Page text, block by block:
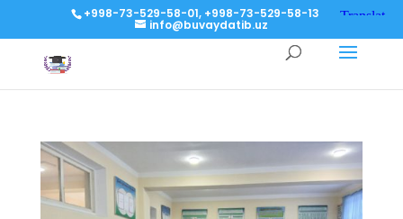
+998-73-529-58-01, +998-73-529-58-13
info@buvaydatib.uz